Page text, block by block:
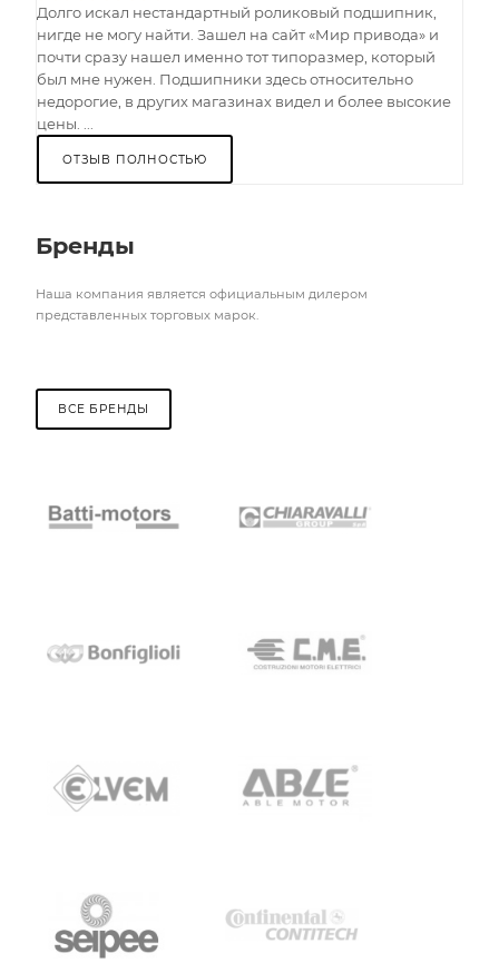
Долго искал нестандартный роликовый подшипник,
нигде не могу найти. Зашел на сайт «Мир привода» и
почти сразу нашел именно тот типоразмер, который
был мне нужен. Подшипники здесь относительно
недорогие, в других магазинах видел и более высокие
цены. ...
ОТЗЫВ ПОЛНОСТЬЮ
Бренды
Наша компания является официальным дилером
представленных торговых марок.
ВСЕ БРЕНДЫ